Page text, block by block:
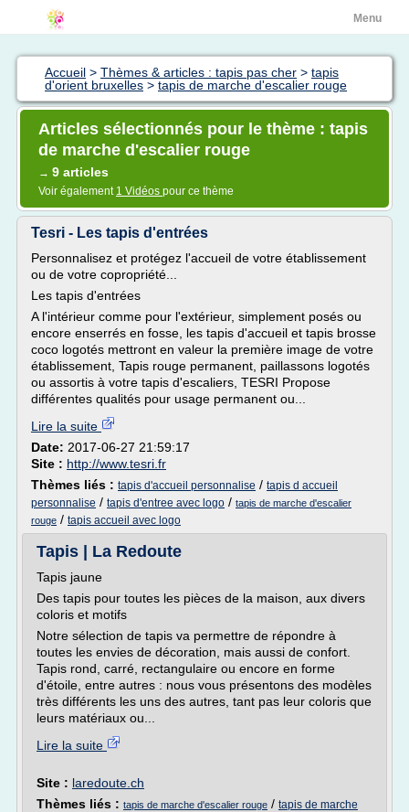
Menu
Accueil > Thèmes & articles : tapis pas cher > tapis
d'orient bruxelles > tapis de marche d'escalier rouge
Articles sélectionnés pour le thème : tapis
de marche d'escalier rouge
→ 9 articles
Voir également 1 Vidéos pour ce thème
Tesri - Les tapis d'entrées
Personnalisez et protégez l'accueil de votre établissement
ou de votre copropriété...
Les tapis d'entrées
A l'intérieur comme pour l'extérieur, simplement posés ou
encore enserrés en fosse, les tapis d'accueil et tapis brosse
coco logotés mettront en valeur la première image de votre
établissement, Tapis rouge permanent, paillassons logotés
ou assortis à votre tapis d'escaliers, TESRI Propose
différentes qualités pour usage permanent ou...
Lire la suite
Date: 2017-06-27 21:59:17
Site : http://www.tesri.fr
Thèmes liés : tapis d'accueil personnalise / tapis d accueil
personnalise / tapis d'entree avec logo / tapis de marche d'escalier
rouge / tapis accueil avec logo
Tapis | La Redoute
Tapis jaune
Des tapis pour toutes les pièces de la maison, aux divers
coloris et motifs
Notre sélection de tapis va permettre de répondre à
toutes les envies de décoration, mais aussi de confort.
Tapis rond, carré, rectangulaire ou encore en forme
d'étoile, entre autres : nous vous présentons des modèles
très différents les uns des autres, tant pas leur coloris que
leurs matériaux ou...
Lire la suite
Site : laredoute.ch
Thèmes liés : tapis de marche d'escalier rouge / tapis de marche